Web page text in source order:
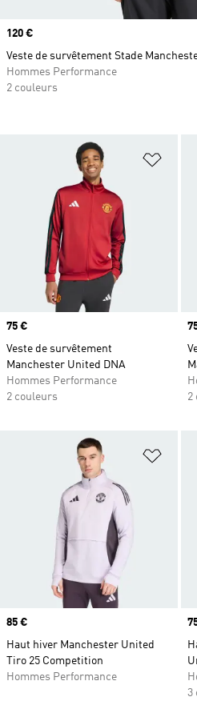
Prix
75 €
Veste de survêtement
Manchester United DNA
Hommes Performance
2 couleurs
2
Prix
85 €
Haut hiver Manchester United
Tiro 25 Competition
Hommes Performance
3
Prix
120 €
Veste de survêtement Stade
Hommes Performance
2 couleurs